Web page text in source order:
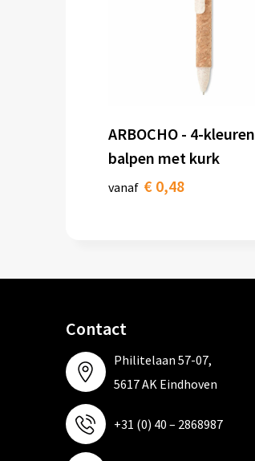
ARBOCHO - 4-
balpen met kurk
vanaf € 0,48
Contact
Philitelaan 57-07,
5617 AK Eindhoven
+31 (0) 40 – 2868987